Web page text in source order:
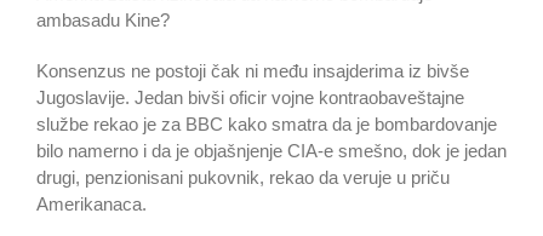
ambasadu Kine?
Konsenzus ne postoji čak ni među insajderima iz bivše
Jugoslavije. Jedan bivši oficir vojne kontraobaveštajne
službe rekao je za BBC kako smatra da je bombardovanje
bilo namerno i da je objašnjenje CIA-e smešno, dok je jedan
drugi, penzionisani pukovnik, rekao da veruje u priču
Amerikanaca.